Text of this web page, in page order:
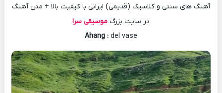
آهنگ های سنتی و کلاسیک (قدیمی) ایرانی با کیفیت بالا + متن آهنگ
در سایت بزرگ موسیقی سرا
Ahang : del vase